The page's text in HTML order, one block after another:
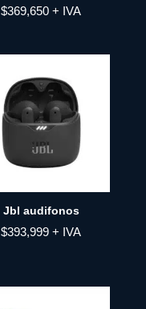
$369,650 + IVA
Jbl audifonos
$393,999 + IVA